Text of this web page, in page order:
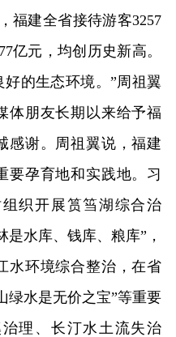
建全省接待游客3257
亿元，均创历史新高。
的生态环境。”周祖翼
体朋友长期以来给予福
感谢。周祖翼说，福建
要孕育地和实践地。习
织开展筼筜湖综合治
水库、钱库、粮库”，
水环境综合整治，在省
绿水是无价之宝”等重要
理、长汀水土流失治